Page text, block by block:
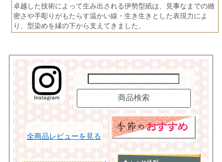
卓越した技術によって生み出される伊勢型紙は、見事なまでの緻
密さや手彫りがもたらす温かい線・生き生きとした表現力によ
り、型染めを縁の下から支えてきました。
全商品レビューを見る